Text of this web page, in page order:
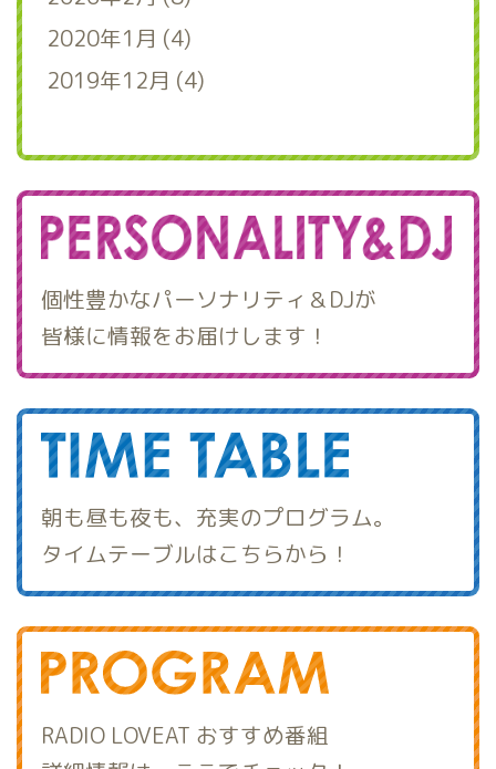
2020年1月 (4)
2019年12月 (4)
個性豊かなパーソナリティ＆DJが
皆様に情報をお届けします！
朝も昼も夜も、充実のプログラム。
タイムテーブルはこちらから！
RADIO LOVEAT おすすめ番組